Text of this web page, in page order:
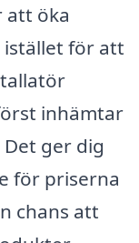
att öka
för att
inhämtar
ger dig
för priserna
chans att